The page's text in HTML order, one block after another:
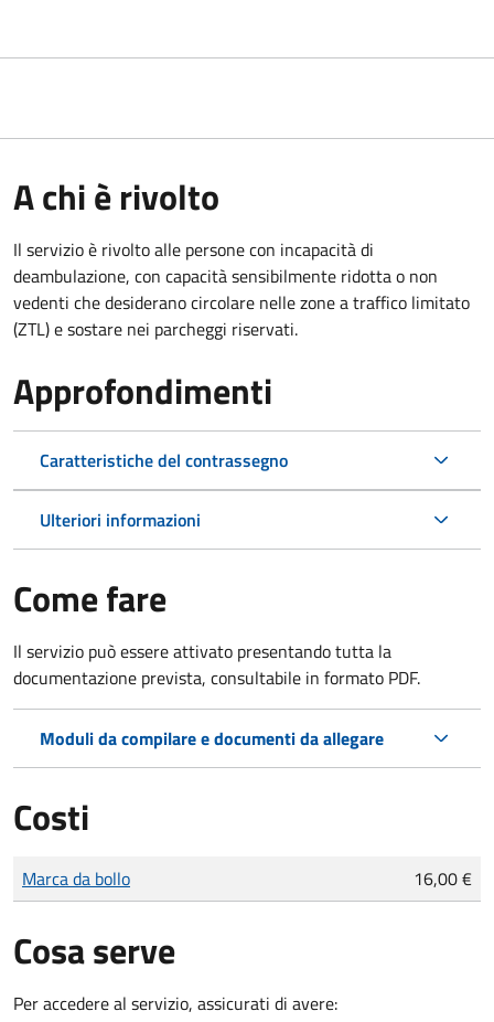
A chi è rivolto
Il servizio è rivolto alle persone con incapacità di
deambulazione, con capacità sensibilmente ridotta o non
vedenti che desiderano circolare nelle zone a traffico limitato
(ZTL) e sostare nei parcheggi riservati.
Approfondimenti
Caratteristiche del contrassegno
Ulteriori informazioni
Come fare
Il servizio può essere attivato presentando tutta la
documentazione prevista, consultabile in formato PDF.
Moduli da compilare e documenti da allegare
Costi
Tipo di pagamento
Importo
Marca da bollo 16,00 €
Cosa serve
Per accedere al servizio, assicurati di avere: